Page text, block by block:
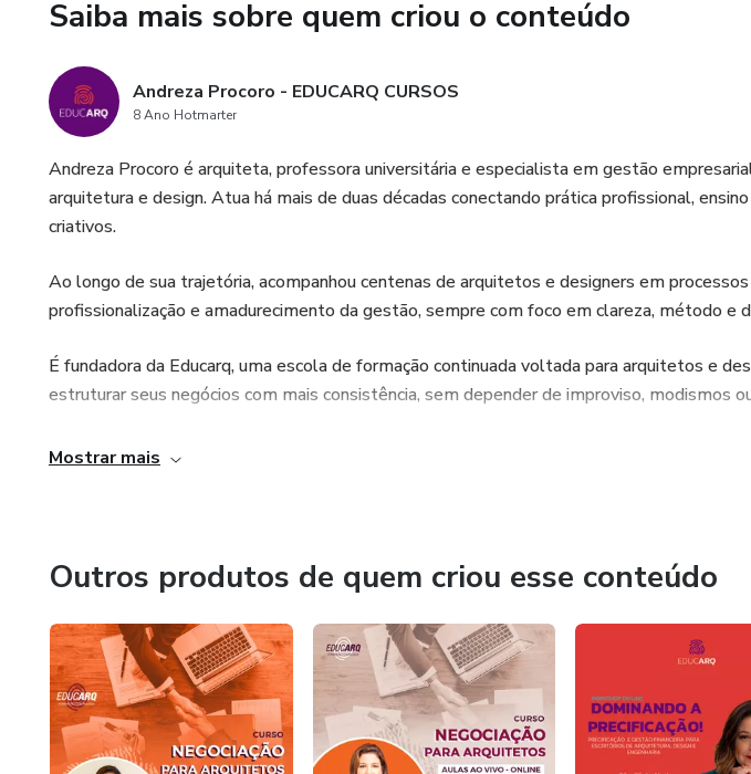
Este é um processo indicado para quem já percebeu que
o próximo passo para estruturar esse momento com mais
Saiba mais sobre quem criou o conteúdo
Andreza Procoro - EDUCARQ CURSOS
8 Ano Hotmarter
Andreza Procoro é arquiteta, professora universitária e especialista em gestão
arquitetura e design. Atua há mais de duas décadas conectando prática profissional,
criativos.
Ao longo de sua trajetória, acompanhou centenas de arquitetos e designers em processos
profissionalização e amadurecimento da gestão, sempre com foco em clareza, método e
É fundadora da Educarq, uma escola de formação continuada voltada para arquitetos e
estruturar seus negócios com mais consistência, sem depender de improviso, modismos
A Educarq nasceu da percepção de que muitos profissionais talentosos enfrentam
Não para acelerar resultados a qualquer custo, mas para sustentar trajetórias profissionais
organizadas e alinhadas com a realidade de cada negócio.
A Mentoria Educarq é uma das expressões mais profundas desse trabalho, reunindo
leitura estratégica e aplicação prática, sempre respeitando o momento e os objetivos de
Mostrar mais
Outros produtos de quem criou esse conteúdo